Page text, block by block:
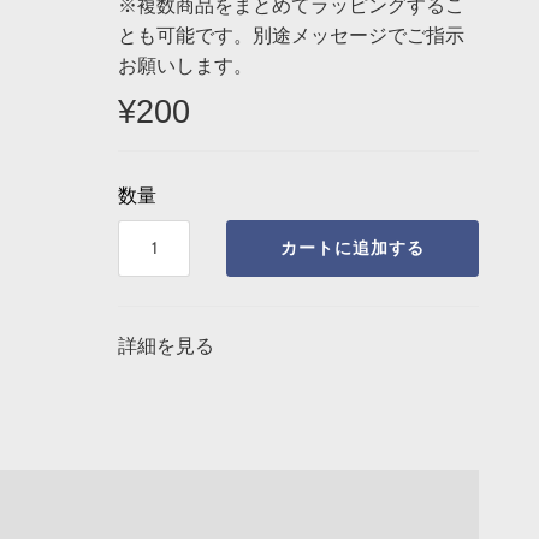
※複数商品をまとめてラッピングするこ
とも可能です。別途メッセージでご指示
お願いします。
¥200
数量
カートに追加する
詳細を見る